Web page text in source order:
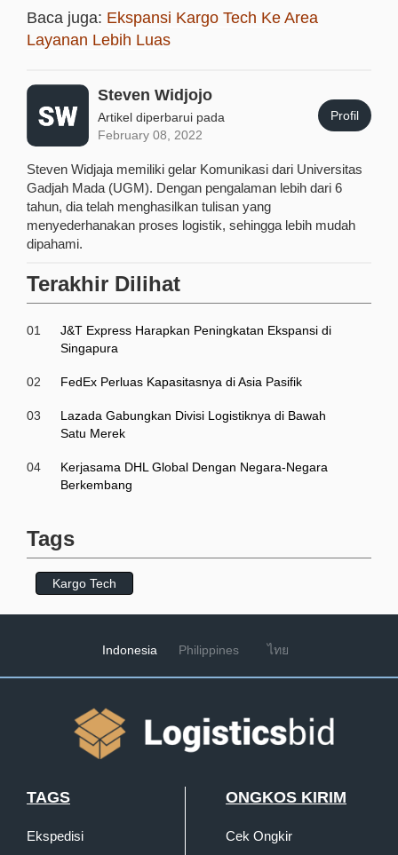
Baca juga: Ekspansi Kargo Tech Ke Area
Layanan Lebih Luas
Steven Widjojo
Artikel diperbarui pada
February 08, 2022
Profil
Steven Widjaja memiliki gelar Komunikasi dari Universitas
Gadjah Mada (UGM). Dengan pengalaman lebih dari 6
tahun, dia telah menghasilkan tulisan yang
menyederhanakan proses logistik, sehingga lebih mudah
dipahami.
Terakhir Dilihat
01
J&T Express Harapkan Peningkatan Ekspansi di
Singapura
02 FedEx Perluas Kapasitasnya di Asia Pasifik
03
Lazada Gabungkan Divisi Logistiknya di Bawah
Satu Merek
04
Kerjasama DHL Global Dengan Negara-Negara
Berkembang
Tags
Kargo Tech
Indonesia Philippines ไทย
TAGS
Ekspedisi
ONGKOS KIRIM
Cek Ongkir